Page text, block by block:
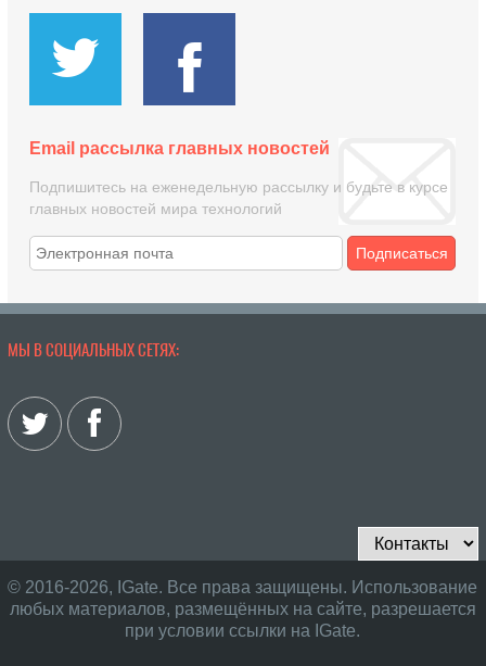
Email рассылка главных новостей
Подпишитесь на еженедельную рассылку и будьте в курсе
главных новостей мира технологий
Подписаться
МЫ В СОЦИАЛЬНЫХ СЕТЯХ:
© 2016-2026, IGate. Все права защищены. Использование
любых материалов, размещённых на сайте, разрешается
при условии ссылки на IGate.